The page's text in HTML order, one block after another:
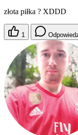
złota piłka ? XDDD
1